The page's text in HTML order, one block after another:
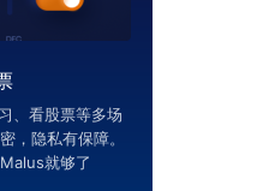
、看股票等多场
，隐私有保障。
就够了